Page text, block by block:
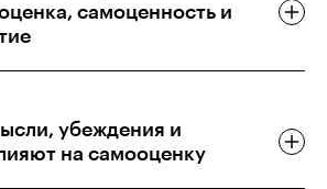
самоценность и
убеждения и
на самооценку